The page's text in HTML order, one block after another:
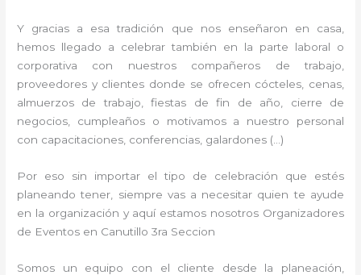
Y gracias a esa tradición que nos enseñaron en casa,
hemos llegado a celebrar también en la parte laboral o
corporativa con nuestros compañeros de trabajo,
proveedores y clientes donde se ofrecen cócteles, cenas,
almuerzos de trabajo, fiestas de fin de año, cierre de
negocios, cumpleaños o motivamos a nuestro personal
con capacitaciones, conferencias, galardones (…)
Por eso sin importar el tipo de celebración que estés
planeando tener, siempre vas a necesitar quien te ayude
en la organización y aquí estamos nosotros Organizadores
de Eventos en Canutillo 3ra Seccion
Somos un equipo con el cliente desde la planeación,